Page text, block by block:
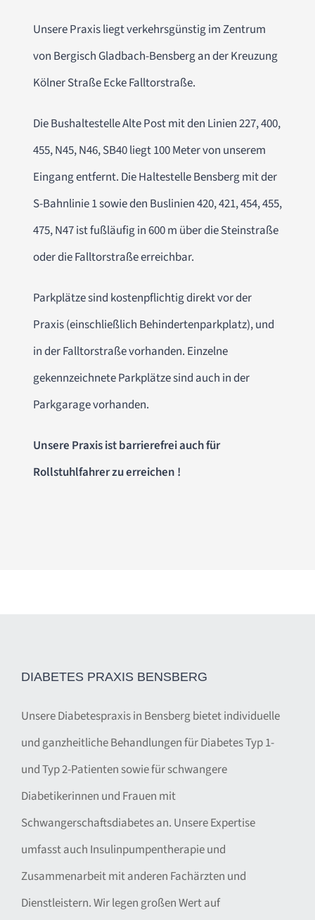
Unsere Praxis liegt verkehrsgünstig im Zentrum
von Bergisch Gladbach-Bensberg an der Kreuzung
Kölner Straße Ecke Falltorstraße.
Die Bushaltestelle Alte Post mit den Linien 227, 400,
455, N45, N46, SB40 liegt 100 Meter von unserem
Eingang entfernt. Die Haltestelle Bensberg mit der
S-Bahnlinie 1 sowie den Buslinien 420, 421, 454, 455,
475, N47 ist fußläufig in 600 m über die Steinstraße
oder die Falltorstraße erreichbar.
Parkplätze sind kostenpflichtig direkt vor der
Praxis (einschließlich Behindertenparkplatz), und
in der Falltorstraße vorhanden. Einzelne
gekennzeichnete Parkplätze sind auch in der
Parkgarage vorhanden.
Unsere Praxis ist barrierefrei auch für
Rollstuhlfahrer zu erreichen !
DIABETES PRAXIS BENSBERG
Unsere Diabetespraxis in Bensberg bietet individuelle
und ganzheitliche Behandlungen für Diabetes Typ 1-
und Typ 2-Patienten sowie für schwangere
Diabetikerinnen und Frauen mit
Schwangerschaftsdiabetes an. Unsere Expertise
umfasst auch Insulinpumpentherapie und
Zusammenarbeit mit anderen Fachärzten und
Dienstleistern. Wir legen großen Wert auf